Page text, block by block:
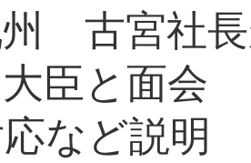
州 古宮社
臣と面会
など説明